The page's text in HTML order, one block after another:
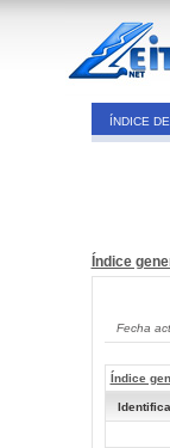
ÍNDICE
Índice
Fecha
Índice